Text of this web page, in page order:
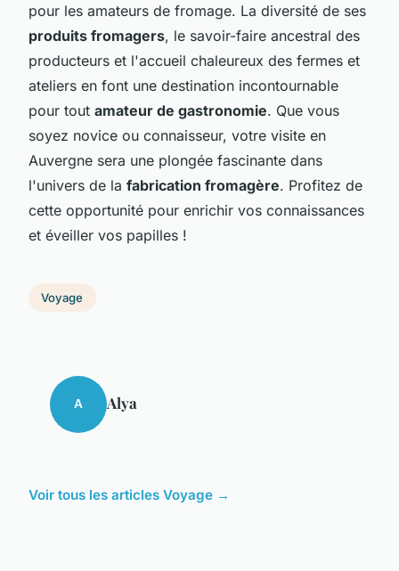
pour les amateurs de fromage. La diversité de ses
produits fromagers, le savoir-faire ancestral des
producteurs et l'accueil chaleureux des fermes et
ateliers en font une destination incontournable
pour tout amateur de gastronomie. Que vous
soyez novice ou connaisseur, votre visite en
Auvergne sera une plongée fascinante dans
l'univers de la fabrication fromagère. Profitez de
cette opportunité pour enrichir vos connaissances
et éveiller vos papilles !
Voyage
A Alya
Voir tous les articles Voyage →